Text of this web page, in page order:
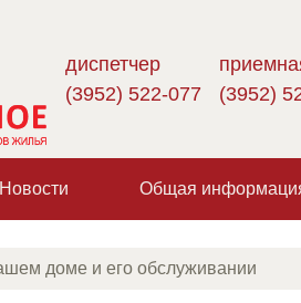
диспетчер
(3952) 522-077
(3952)
Новости Общая